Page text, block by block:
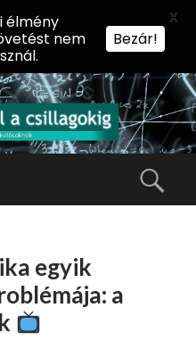
AZ
KT
Ó
L
Előadássorozat
Természettudományi
Kar Fizikai
egyik
a
élmény
nem
Bezár!
X